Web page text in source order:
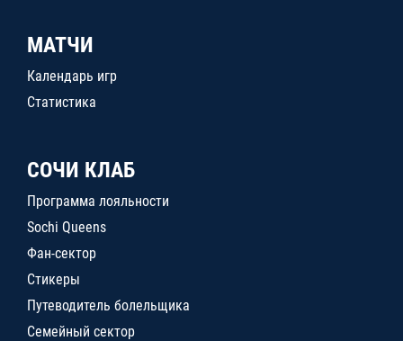
МАТЧИ
Календарь игр
Статистика
СОЧИ КЛАБ
Программа лояльности
Sochi Queens
Фан-сектор
Стикеры
Путеводитель болельщика
Семейный сектор